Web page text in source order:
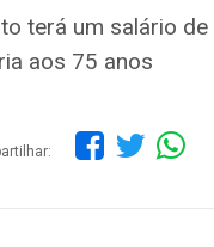
terá um salário
aos 75 anos